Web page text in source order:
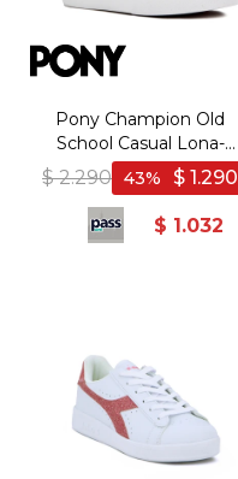
Pony Champion Old
School Casual Lona-
Gamuza Gris/Rosado -
Gris-Rosado
$ 2.290 $ 1.290
43
$ 1.032